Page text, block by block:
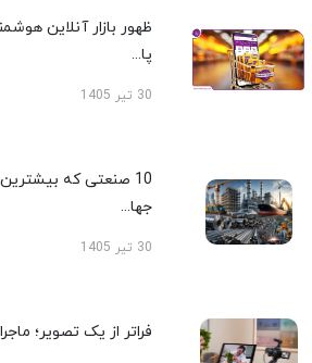
ظهور بازار آنلاین
پا...
30 تیر 1405
10 صنعتی که بیشترین
جها...
30 تیر 1405
فراتر از یک تصویر؛